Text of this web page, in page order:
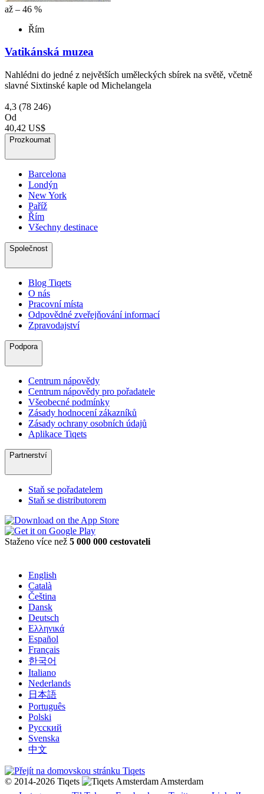
až – 46 %
Řím
Vatikánská muzea
Nahlédni do jedné z největších uměleckých sbírek na světě, včetně
slavné Sixtinské kaple od Michelangela
4,3 (78 246)
Od
40,42 US$
Prozkoumat
Barcelona
Londýn
New York
Paříž
Řím
Všechny destinace
Společnost
Blog Tiqets
O nás
Pracovní místa
Odpovědné zveřejňování informací
Zpravodajství
Podpora
Centrum nápovědy
Centrum nápovědy pro pořadatele
Všeobecné podmínky
Zásady hodnocení zákazníků
Zásady ochrany osobních údajů
Aplikace Tiqets
Partnerství
Staň se pořadatelem
Staň se distributorem
Staženo více než 5 000 000 cestovateli
English
Català
Čeština
Dansk
Deutsch
Ελληνικά
Español
Français
한국어
Italiano
Nederlands
日本語
Português
Polski
Русский
Svenska
中文
© 2014-2026 Tiqets
Amsterdam